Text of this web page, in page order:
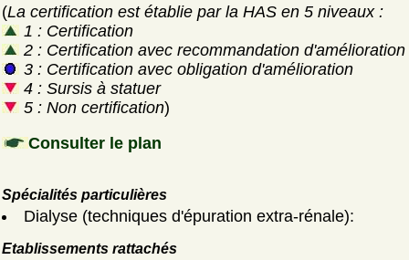
(La certification est établie par la HAS en 5 niveaux :
1 : Certification
2 : Certification avec recommandation d'amélioration
3 : Certification avec obligation d'amélioration
4 : Sursis à statuer
5 : Non certification)
Consulter le plan
Spécialités particulières
Dialyse (techniques d'épuration extra-rénale):
Etablissements rattachés